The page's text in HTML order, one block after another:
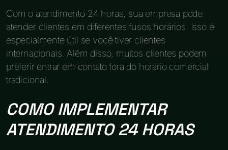
Com o atendimento 24 horas, sua empresa pode
atender clientes em diferentes fusos horários. Isso é
especialmente útil se você tiver clientes
internacionais. Além disso, muitos clientes podem
preferir entrar em contato fora do horário comercial
tradicional.
COMO IMPLEMENTAR
ATENDIMENTO 24 HORAS